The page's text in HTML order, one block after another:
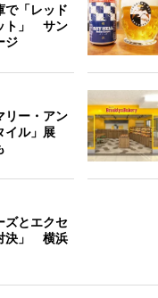
で「レッド
ト」 サン
ジ
リー・アン
イル」展
ズとエクセ
決」 横浜